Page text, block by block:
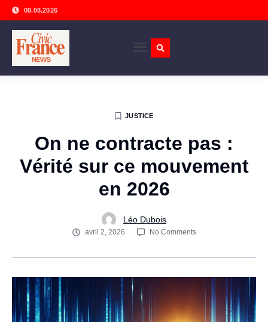
08.08.2026
JUSTICE
On ne contracte pas :
Vérité sur ce mouvement
en 2026
Léo Dubois
avril 2, 2026 No Comments